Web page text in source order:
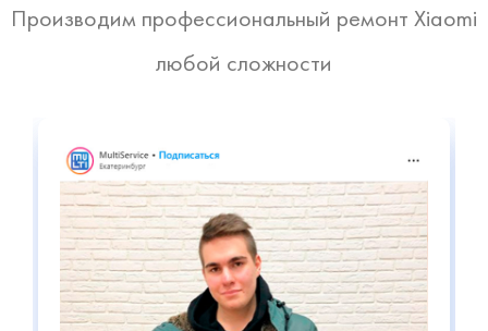
Производим профессиональный ремонт Xiaomi
любой сложности